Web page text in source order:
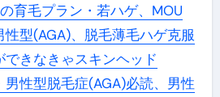
育毛プラン・若ハゲ、MOU
性型(AGA)、脱毛薄毛ハゲ克服
できなきゃスキンヘッド
男性型脱毛症(AGA)必読、男性